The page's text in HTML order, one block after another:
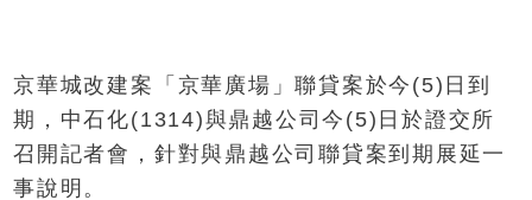
京華城改建案「京華廣場」聯貸案於今(5)日到
期，中石化(1314)與鼎越公司今(5)日於證交所
召開記者會，針對與鼎越公司聯貸案到期展延一
事說明。